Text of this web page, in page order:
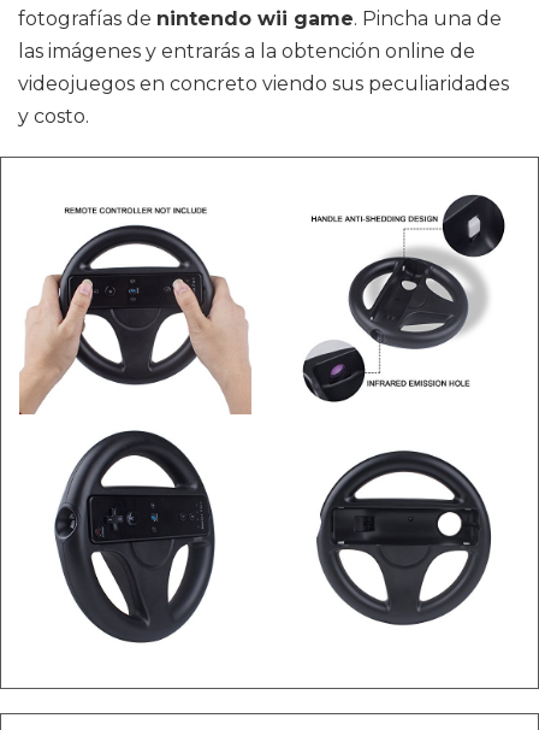
fotografías de nintendo wii game. Pincha una de
las imágenes y entrarás a la obtención online de
videojuegos en concreto viendo sus peculiaridades
y costo.